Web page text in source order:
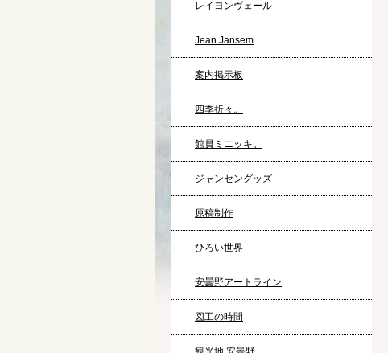
レイヨンヴェール
Jean Jansem
案内掲示板
四季折々。
館員ミニッキ。
ジャンセングッズ
原稿制作
ひろい世界
安曇野アートライン
図工の時間